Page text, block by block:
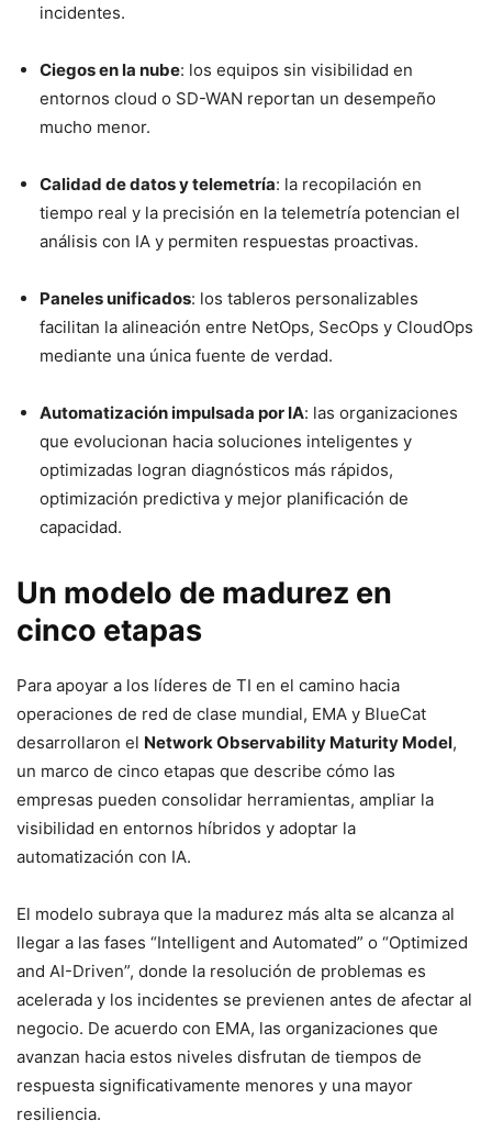
incidentes.
Ciegos en la nube: los equipos sin visibilidad en
entornos cloud o SD-WAN reportan un desempeño
mucho menor.
Calidad de datos y telemetría: la recopilación en
tiempo real y la precisión en la telemetría potencian el
análisis con IA y permiten respuestas proactivas.
Paneles unificados: los tableros personalizables
facilitan la alineación entre NetOps, SecOps y CloudOps
mediante una única fuente de verdad.
Automatización impulsada por IA: las organizaciones
que evolucionan hacia soluciones inteligentes y
optimizadas logran diagnósticos más rápidos,
optimización predictiva y mejor planificación de
capacidad.
Un modelo de madurez en
cinco etapas
Para apoyar a los líderes de TI en el camino hacia
operaciones de red de clase mundial, EMA y BlueCat
desarrollaron el Network Observability Maturity Model,
un marco de cinco etapas que describe cómo las
empresas pueden consolidar herramientas, ampliar la
visibilidad en entornos híbridos y adoptar la
automatización con IA.
El modelo subraya que la madurez más alta se alcanza al
llegar a las fases “Intelligent and Automated” o “Optimized
and AI-Driven”, donde la resolución de problemas es
acelerada y los incidentes se previenen antes de afectar al
negocio. De acuerdo con EMA, las organizaciones que
avanzan hacia estos niveles disfrutan de tiempos de
respuesta significativamente menores y una mayor
resiliencia.